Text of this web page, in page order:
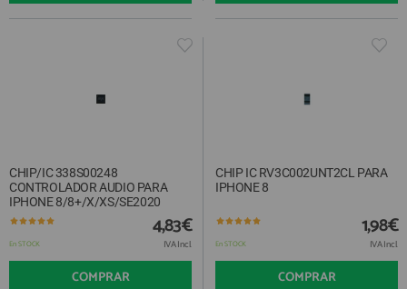
CHIP/IC 338S00248
CONTROLADOR AUDIO PARA
IPHONE 8/8+/X/XS/SE2020
En STOCK
4,83€
IVA Incl.
COMPRAR
CHIP IC RV3C002UNT2CL PARA
IPHONE 8
En STOCK
1,98€
IVA Incl.
COMPRAR